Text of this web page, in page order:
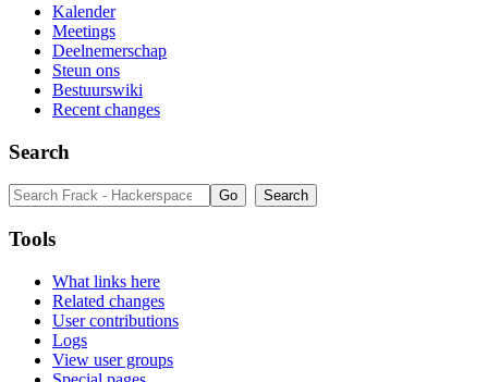
Kalender
Meetings
Deelnemerschap
Steun ons
Bestuurswiki
Recent changes
Search
Tools
What links here
Related changes
User contributions
Logs
View user groups